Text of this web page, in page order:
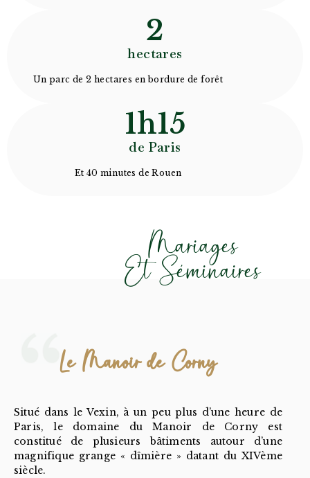
2
hectares
Un parc de 2 hectares en bordure de forêt
1h15
de Paris
Et 40 minutes de Rouen
Mariages
Et Séminaires
Le Manoir de Corny
Situé dans le Vexin, à un peu plus d’une heure de
Paris, le domaine du Manoir de Corny est
constitué de plusieurs bâtiments autour d’une
magnifique grange « dîmière » datant du XIVème
siècle.